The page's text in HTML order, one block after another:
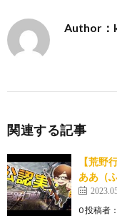
Author：
関連する記事
【荒野
ああ（
0 投稿者